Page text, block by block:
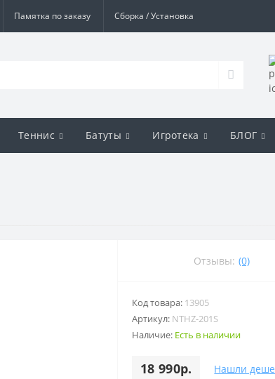
Памятка по заказу Сборка / Установка
Теннис Батуты Игротека БЛОГ
Отзывы: (0)
Код товара: 13905
Артикул: NTHZ-201S
Наличие: Есть в наличии
18 990р. Нашли